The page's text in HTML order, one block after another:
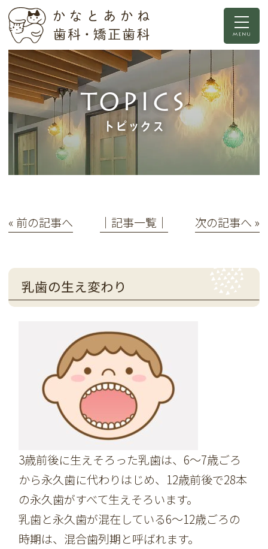
トピックス
TOPICS
« 前の記事へ │記事一覧│ 次の記事へ »
乳歯の生え変わり
3歳前後に生えそろった乳歯は、6～7歳ごろ
から永久歯に代わりはじめ、12歳前後で28本
の永久歯がすべて生えそろいます。
乳歯と永久歯が混在している6～12歳ごろの
時期は、混合歯列期と呼ばれます。